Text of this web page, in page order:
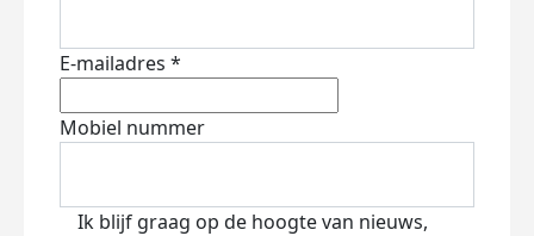
E-mailadres *
Mobiel nummer
Ik blijf graag op de hoogte van nieuws,